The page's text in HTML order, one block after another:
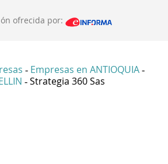
ofrecida por:
- Empresas en ANTIOQUIA -
- Strategia 360 Sas